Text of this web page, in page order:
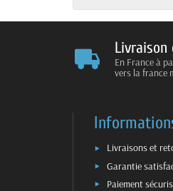
En France à
vers la france
Livraisons et
Garantie
Paiement